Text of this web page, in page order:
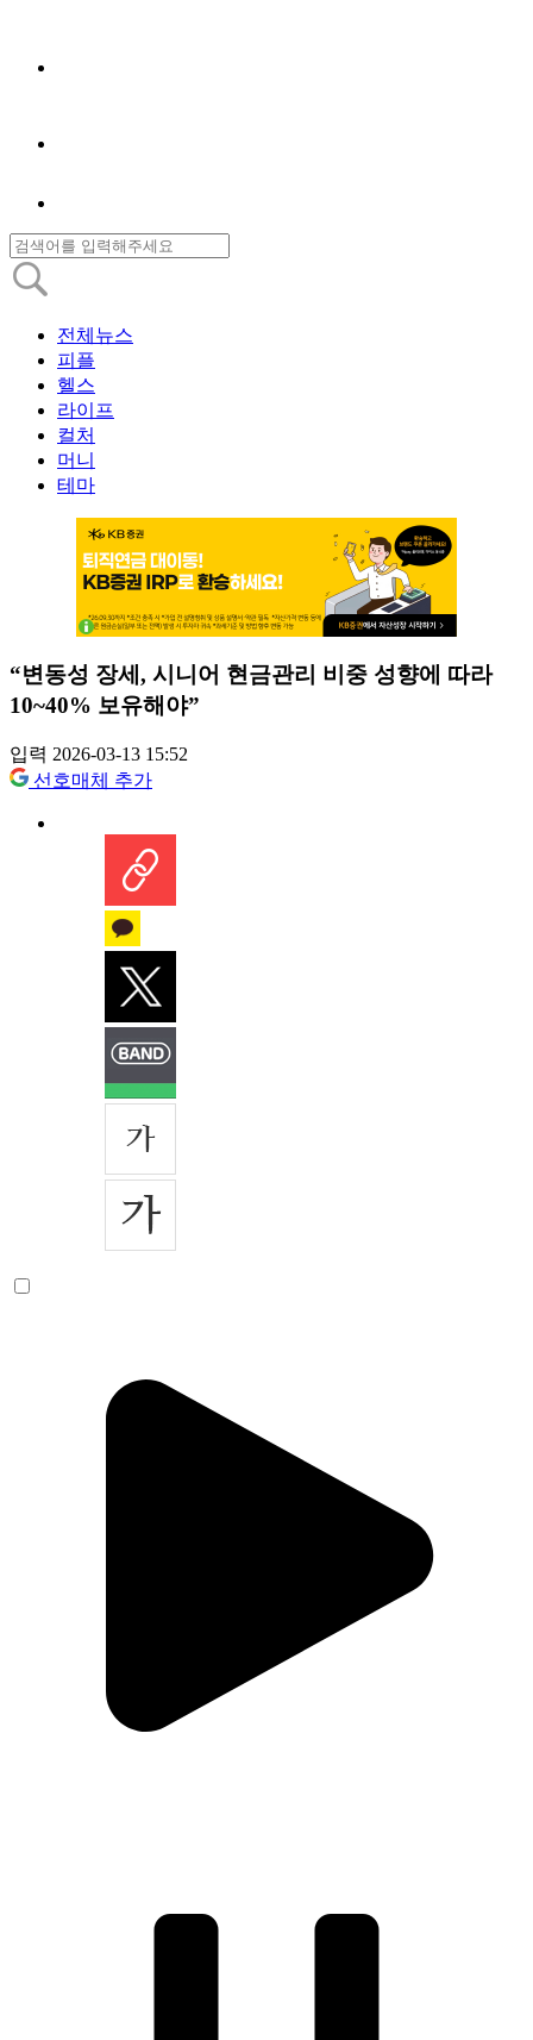
전체뉴스
피플
헬스
라이프
컬처
머니
테마
“변동성 장세, 시니어 현금관리 비중 성향에 따라
10~40% 보유해야”
입력 2026-03-13 15:52
선호매체 추가